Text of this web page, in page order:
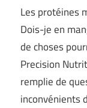
Les protéines
Dois-je en
de choses
Precision
remplie de
inconvénients